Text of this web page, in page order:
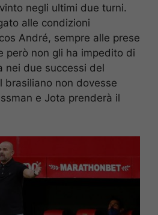
negli ultimi due turni.
alle condizioni
André, sempre alle prese
però non gli ha impedito di
nei due successi del
brasiliano non dovesse
e Jota prenderà il